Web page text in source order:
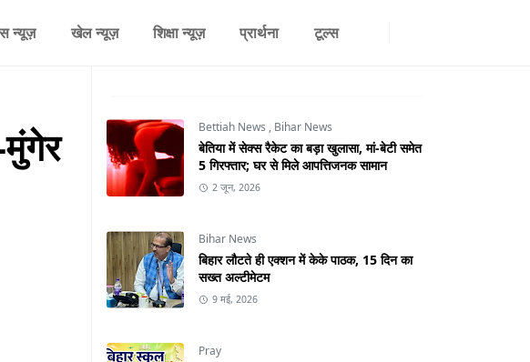
न्यूज़ खेल न्यूज़ शिक्षा न्यूज़ प्रार्थना टूल्स
Bettiah News , Bihar News
बेतिया में सेक्स रैकेट का बड़ा खुलासा, मां-बेटी समेत
5 गिरफ्तार; घर से मिले आपत्तिजनक सामान
2 जून, 2026
Bihar News
बिहार लौटते ही एक्शन में केके पाठक, 15 दिन का
सख्त अल्टीमेटम
9 मई, 2026
Pray